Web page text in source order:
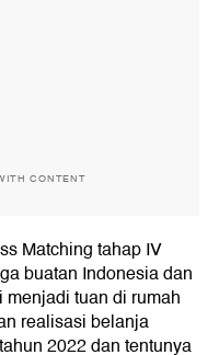
CONTENT
Matching tahap IV
buatan Indonesia dan
tuan di rumah
realisasi belanja
2022 dan tentunya